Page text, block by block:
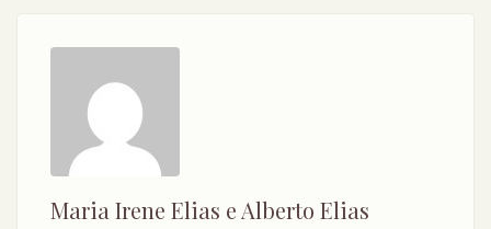
Maria Irene Elias e Alberto Elias